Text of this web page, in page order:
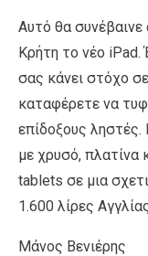
Αυτό θα
Κρήτη το νέο
σας κάνει στόχο
καταφέρετε να
επίδοξους ληστές.
με χρυσό, πλατίνα
tablets σε μια
1.600 λίρες
Μάνος Βενιέρης